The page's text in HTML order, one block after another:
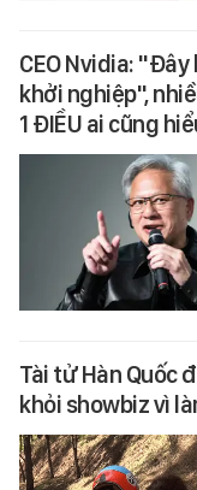
CEO Nvidia:
khởi nghiệp",
1 ĐIỀU ai cũng
Tài tử Hàn Quốc
khỏi showbiz vì